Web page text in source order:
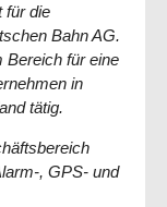
für die
Bahn AG.
Bereich für eine
in
tätig.
, GPS- und